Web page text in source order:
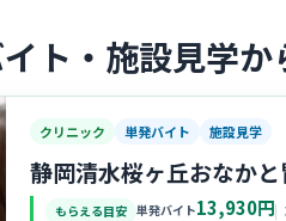
ト・施設見学
クリニック 単発バイト 施設見学
静岡清水桜ヶ丘おなか
もらえる目安 単発バイト13,930円